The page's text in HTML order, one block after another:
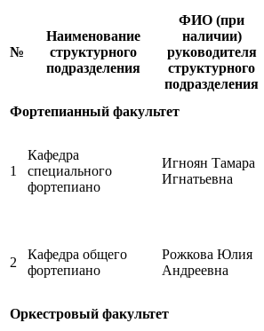
№
Наименование
структурного
подразделения
ФИО (при
наличии)
руководителя
структурного
подразделения
Фортепианный факультет
1
Кафедра
специального
фортепиано
Игноян Тамара
Игнатьевна
2
Кафедра общего
фортепиано
Рожкова Юлия
Андреевна
Оркестровый факультет